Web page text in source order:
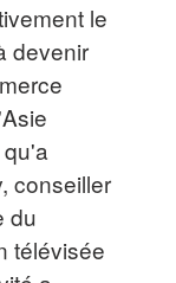
le
devenir
conseiller
du
télévisée